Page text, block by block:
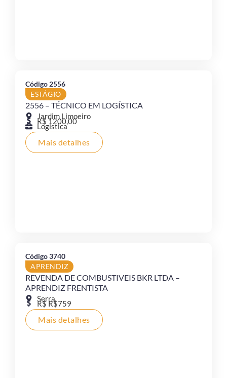
Código 2556
ESTÁGIO
2556 – TÉCNICO EM LOGÍSTICA
Jardim Limoeiro
R$ 1200,00
Logística
Mais detalhes
Código 3740
APRENDIZ
REVENDA DE COMBUSTIVEIS BKR LTDA –
APRENDIZ FRENTISTA
Serra
R$ R$759
Mais detalhes